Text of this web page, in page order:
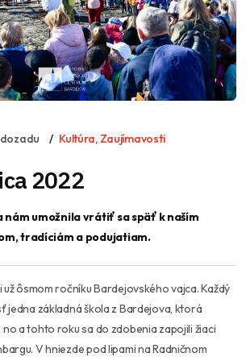
Kultúra, Zaujímavosti
2022
umožnila vrátiť sa späť k naším
tradíciám a podujatiam.
už ôsmom ročníku Bardejovského vajca. Každý
jedna základná škola z Bardejova, ktorá
a tohto roku sa do zdobenia zapojili žiaci
V hniezde pod lipami na Radničnom